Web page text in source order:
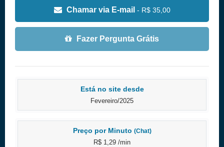
Chamar via E-mail - R$ 35,00
Fazer Pergunta Grátis
Está no site desde
Fevereiro/2025
Preço por Minuto (Chat)
R$ 1,29 /min